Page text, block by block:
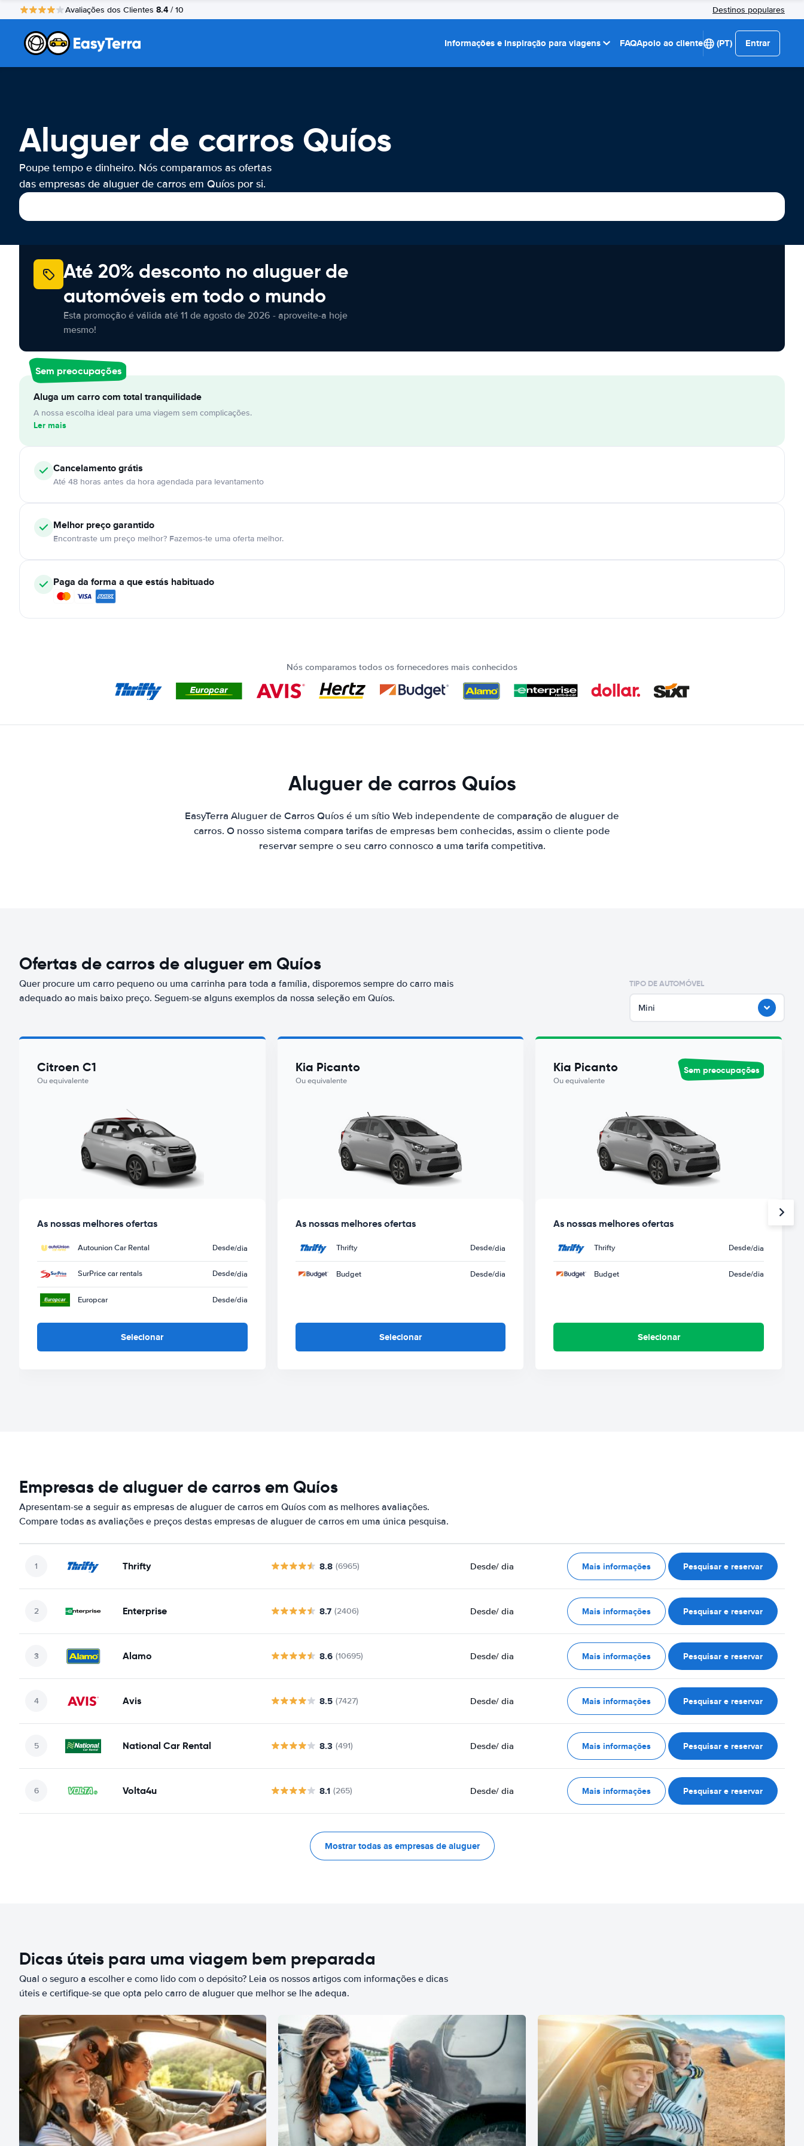
Avaliações dos Clientes 8.4 / 10 Destinos populares
Informações e inspiração para viagens FAQApoio ao cliente (PT) Entrar
Aluguer de carros Quíos
Poupe tempo e dinheiro. Nós comparamos as ofertas
das empresas de aluguer de carros em Quíos por si.
Até 20% desconto no aluguer de
automóveis em todo o mundo
Esta promoção é válida até 11 de agosto de 2026 - aproveite-a hoje
mesmo!
Sem preocupações
Aluga um carro com total tranquilidade
A nossa escolha ideal para uma viagem sem complicações.
Ler mais
Cancelamentográtis
Até 48 horas antes da hora agendada para levantamento
Melhor preço garantido
Encontraste um preço melhor? Fazemos-te uma oferta melhor.
Paga da forma a que estás habituado
Nós comparamos todos os fornecedores mais conhecidos
Aluguer de carros Quíos
EasyTerra Aluguer de Carros Quíos é um sítio Web independente de comparação de aluguer de
carros. O nosso sistema compara tarifas de empresas bem conhecidas, assim o cliente pode
reservar sempre o seu carro connosco a uma tarifa competitiva.
Ofertas de carros de aluguer em Quíos
Quer procure um carro pequeno ou uma carrinha para toda a família, disporemos sempre do carro mais
adequado ao mais baixo preço. Seguem-se alguns exemplos da nossa seleção em Quíos.
TIPO DE AUTOMÓVEL
Mini
Citroen C1
Ou equivalente
As nossas melhores ofertas
Autounion Car Rental Desde/dia
SurPrice car rentals Desde/dia
Europcar Desde/dia
Selecionar
Kia Picanto
Ou equivalente
As nossas melhores ofertas
Thrifty Desde/dia
Budget Desde/dia
Selecionar
Kia Picanto
Ou equivalente
Sem preocupações
As nossas melhores ofertas
Thrifty Desde/dia
Budget Desde/dia
Selecionar
Empresas de aluguer de carros em Quíos
Apresentam-se a seguir as empresas de aluguer de carros em Quíos com as melhores avaliações.
Compare todas as avaliações e preços destas empresas de aluguer de carros em uma única pesquisa.
Thrifty 8.8 (6965) Desde/ dia Mais informações Pesquisar e reservar
Enterprise 8.7 (2406) Desde/ dia Mais informações Pesquisar e reservar
Alamo 8.6 (10695) Desde/ dia Mais informações Pesquisar e reservar
Avis 8.5 (7427) Desde/ dia Mais informações Pesquisar e reservar
National Car Rental 8.3 (491) Desde/ dia Mais informações Pesquisar e reservar
Volta4u 8.1 (265) Desde/ dia Mais informações Pesquisar e reservar
Mostrar todas as empresas de aluguer
Dicas úteis para uma viagem bem preparada
Qual o seguro a escolher e como lido com o depósito? Leia os nossos artigos com informações e dicas
úteis e certifique-se que opta pelo carro de aluguer que melhor se lhe adequa.